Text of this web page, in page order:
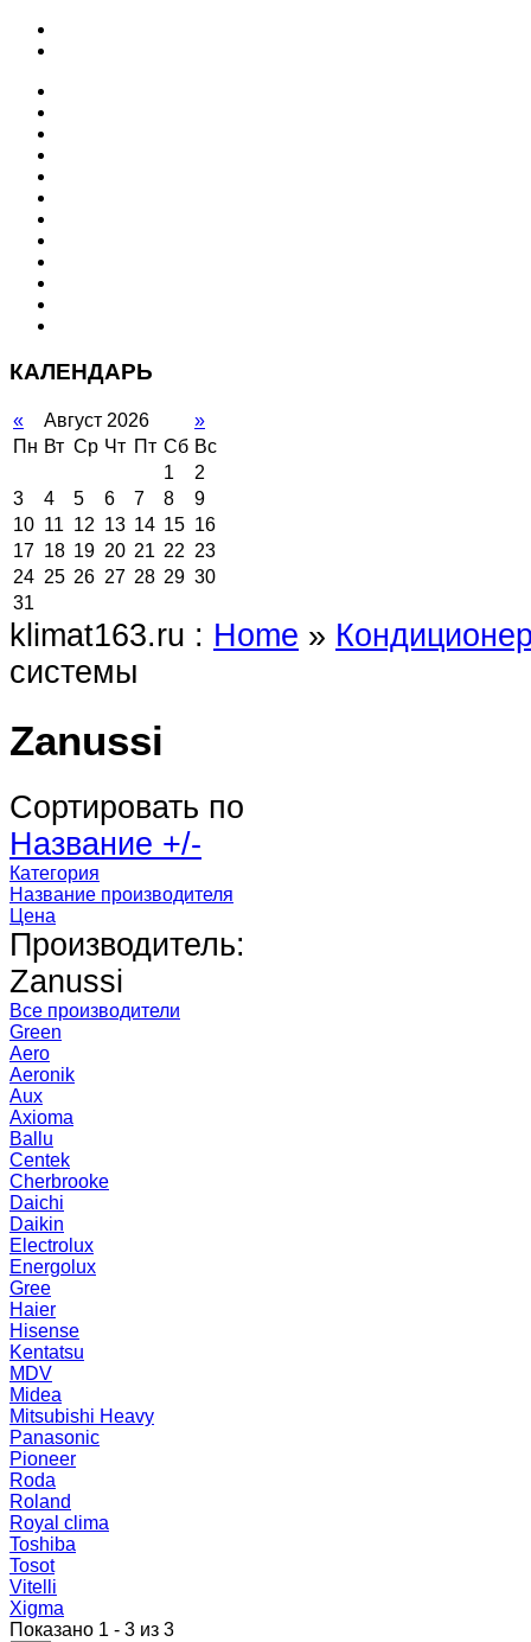
КАЛЕНДАРЬ
« Август 2026
»
Пн Вт Ср Чт Пт Сб Вс
1
2
3
4 5 6 7 8
9
10 11 12 13 14 15 16
17 18 19 20 21 22 23
24 25 26 27 28 29 30
31
klimat163.ru : Home »
системы
Zanussi
Сортировать по
Название +/-
Категория
Название производителя
Цена
Производитель:
Zanussi
Все производители
Green
Aero
Aeronik
Aux
Axioma
Ballu
Centek
Cherbrooke
Daichi
Daikin
Electrolux
Energolux
Gree
Haier
Hisense
Kentatsu
MDV
Midea
Mitsubishi Heavy
Panasonic
Pioneer
Roda
Roland
Royal clima
Toshiba
Tosot
Vitelli
Xigma
Показано 1 - 3 из 3